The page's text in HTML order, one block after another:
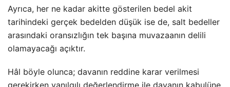
Ayrıca, her ne kadar akitte gösterilen bedel akit
tarihindeki gerçek bedelden düşük ise de, salt bedeller
arasındaki oransızlığın tek başına muvazaanın delili
olamayacağı açıktır.
Hâl böyle olunca; davanın reddine karar verilmesi
gerekirken yanılgılı değerlendirme ile davanın kabulüne